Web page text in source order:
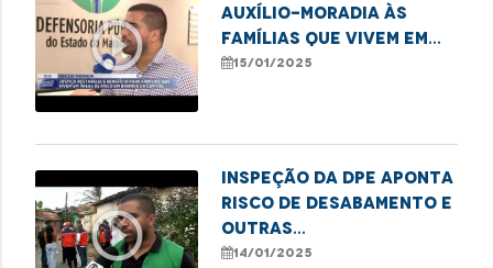
play_circle_outline
auxílio-moradia às
famílias que vivem em
áreas de risco em
15/01/2025
play_circle_outline
Inspeção da DPE aponta
risco de desabamento e
outras
irregularidades em
14/01/2025